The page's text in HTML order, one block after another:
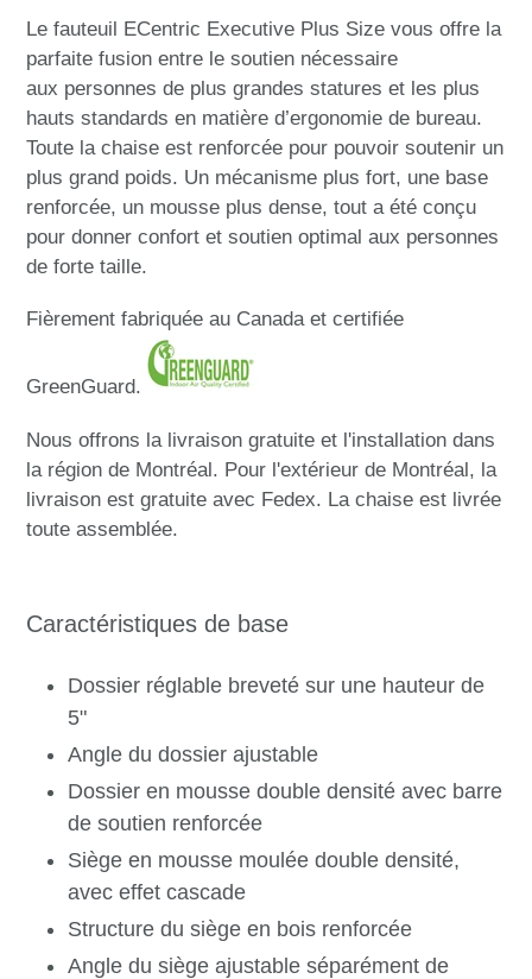
Le fauteuil ECentric Executive Plus Size vous offre la
parfaite fusion entre le soutien nécessaire
aux personnes de plus grandes statures et les plus
hauts standards en matière d’ergonomie de bureau.
Toute la chaise est renforcée pour pouvoir soutenir un
plus grand poids. Un mécanisme plus fort, une base
renforcée, un mousse plus dense, tout a été conçu
pour donner confort et soutien optimal aux personnes
de forte taille.
Fièrement fabriquée au Canada et certifiée
GreenGuard.
Nous offrons la livraison gratuite et l'installation dans
la région de Montréal. Pour l'extérieur de Montréal, la
livraison est gratuite avec Fedex. La chaise est livrée
toute assemblée.
Caractéristiques de base
Dossier réglable breveté sur une hauteur de
5"
Angle du dossier ajustable
Dossier en mousse double densité avec barre
de soutien renforcée
Siège en mousse moulée double densité,
avec effet cascade
Structure du siège en bois renforcée
Angle du siège ajustable séparément de